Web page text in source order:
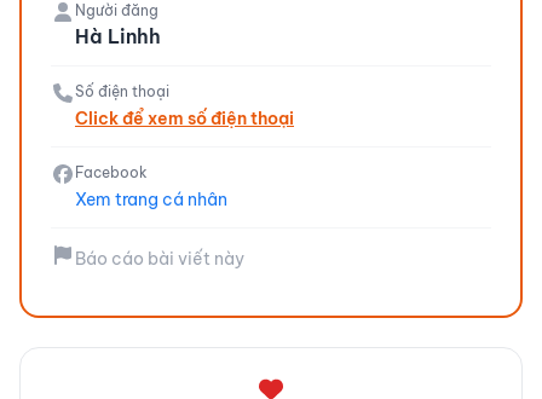
Người đăng
Hà Linhh
Số điện thoại
Click để xem số điện thoại
Facebook
Xem trang cá nhân
Báo cáo bài viết này